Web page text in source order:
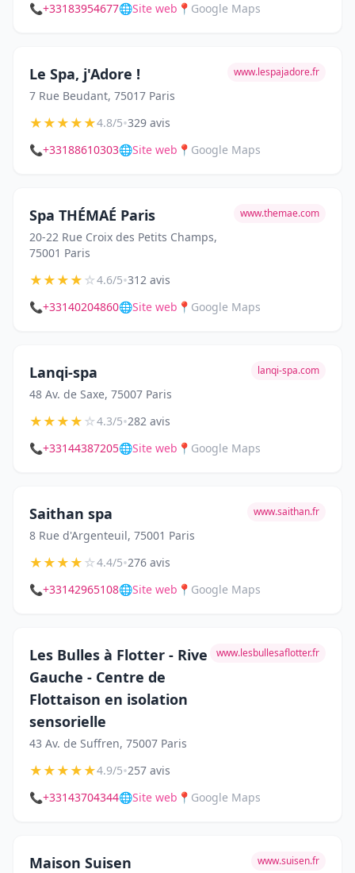
📞+33183954677🌐Site web 📍 Google Maps
Le Spa, j'Adore !
7 Rue Beudant, 75017 Paris
www.lespajadore.fr
★★★★★4.8/5•329 avis
📞+33188610303🌐Site web 📍 Google Maps
Spa THÉMAÉ Paris
20-22 Rue Croix des Petits Champs,
75001 Paris
www.themae.com
★★★★☆4.6/5•312 avis
📞+33140204860🌐Site web 📍 Google Maps
Lanqi-spa
48 Av. de Saxe, 75007 Paris
lanqi-spa.com
★★★★☆4.3/5•282 avis
📞+33144387205🌐Site web 📍 Google Maps
Saithan spa
8 Rue d'Argenteuil, 75001 Paris
www.saithan.fr
★★★★☆4.4/5•276 avis
📞+33142965108🌐Site web 📍 Google Maps
Les Bulles à Flotter - Rive
Gauche - Centre de
Flottaison en isolation
sensorielle
43 Av. de Suffren, 75007 Paris
www.lesbullesaflotter.fr
★★★★★4.9/5•257 avis
📞+33143704344🌐Site web 📍 Google Maps
Maison Suisen www.suisen.fr